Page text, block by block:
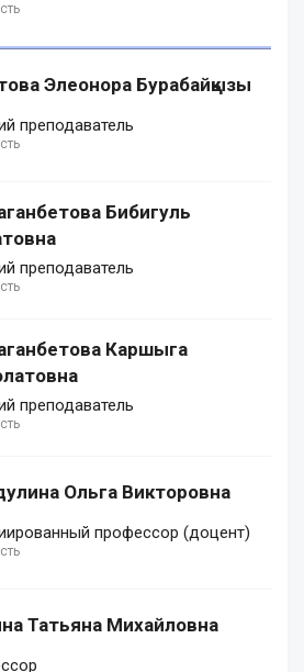
Элеонора Бурабайқызы
преподаватель
Бибигуль
преподаватель
Каршыга
преподаватель
Ольга Викторовна
профессор (доцент)
Татьяна Михайловна